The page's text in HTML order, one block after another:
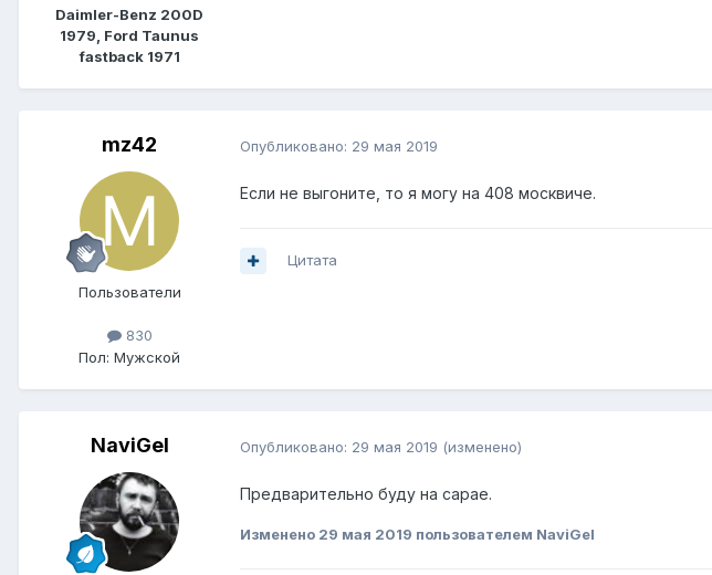
Daimler-Benz 200D
1979, Ford Taunus
fastback 1971
mz42
Пользователи
830
Пол: Мужской
Опубликовано: 29 мая 2019
Если не выгоните, то я могу на 408 москвиче.
Цитата
NaviGel Опубликовано: 29 мая 2019 (изменено)
Предварительно буду на сарае.
Изменено 29 мая 2019 пользователем NaviGel